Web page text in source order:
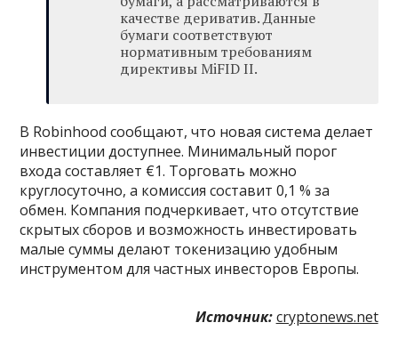
качестве дериватив. Данные
бумаги соответствуют
нормативным требованиям
директивы MiFID II.
В Robinhood сообщают, что новая система делает
инвестиции доступнее. Минимальный порог
входа составляет €1. Торговать можно
круглосуточно, а комиссия составит 0,1 % за
обмен. Компания подчеркивает, что отсутствие
скрытых сборов и возможность инвестировать
малые суммы делают токенизацию удобным
инструментом для частных инвесторов Европы.
Источник: cryptonews.net